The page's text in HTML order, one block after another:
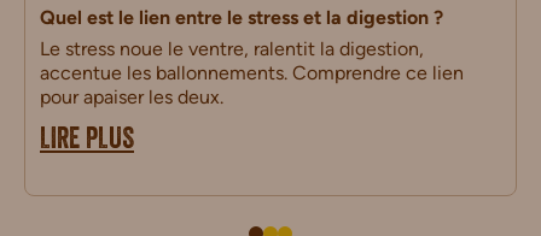
Quel est le lien entre le stress et la digestion ?
Le stress noue le ventre, ralentit la digestion,
accentue les ballonnements. Comprendre ce lien
pour apaiser les deux.
LIRE PLUS